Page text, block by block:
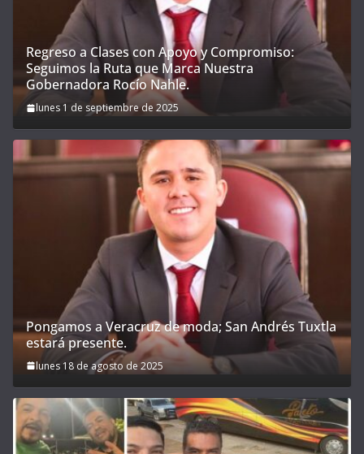
Regreso a Clases con Apoyo y Compromiso:
Seguimos la Ruta que Marca Nuestra
Gobernadora Rocío Nahle.
lunes 1 de septiembre de 2025
Pongamos a Veracruz de moda; San Andrés Tuxtla
estará presente.
lunes 18 de agosto de 2025